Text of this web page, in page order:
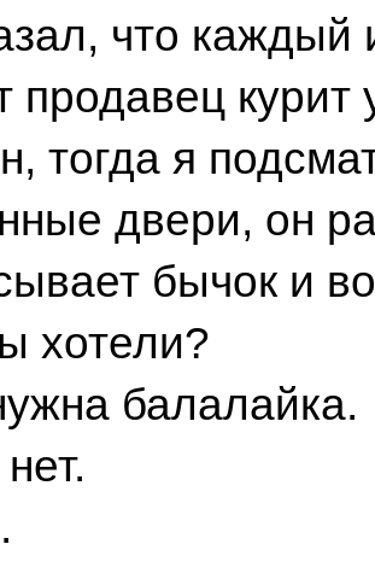
что каждый
продавец курит
тогда я
двери, он
бычок и
хотели?
балалайка.